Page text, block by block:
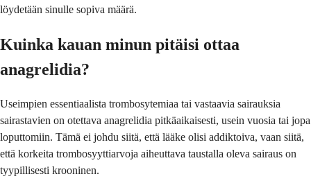
löydetään sinulle sopiva määrä.
Kuinka kauan minun pitäisi ottaa
anagrelidia?
Useimpien essentiaalista trombosytemiaa tai vastaavia sairauksia
sairastavien on otettava anagrelidia pitkäaikaisesti, usein vuosia tai jopa
loputtomiin. Tämä ei johdu siitä, että lääke olisi addiktoiva, vaan siitä,
että korkeita trombosyyttiarvoja aiheuttava taustalla oleva sairaus on
tyypillisesti krooninen.